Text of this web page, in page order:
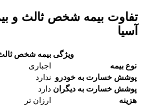
تفاوت بیمه شخص ثالث و
آسیا
ویژگی بیمه شخص
نوع بیمه
اجباری
پوشش خسارت به خودرو ندارد
پوشش خسارت به دیگران دارد
هزینه
ارزان تر